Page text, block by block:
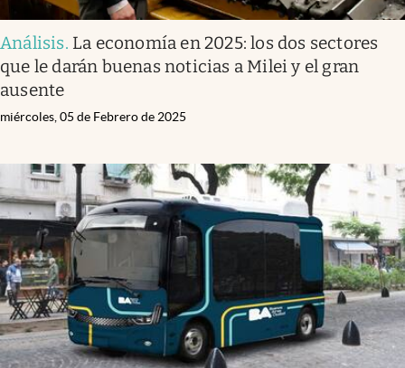
Análisis. La economía en 2025: los dos sectores
que le darán buenas noticias a Milei y el gran
ausente
miércoles, 05 de Febrero de 2025